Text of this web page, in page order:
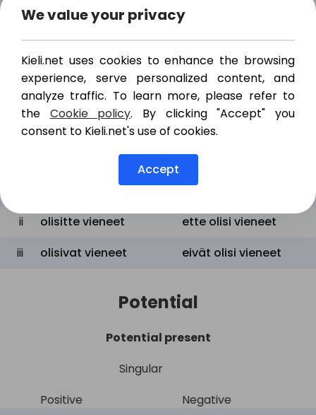
olisin vienyt
ii
olisit vienyt
et olisi vienyt
iii
olisi vienyt ei olisi vienyt
Plural
olisimme vieneet
emme olisi vieneet
ii
olisitte vieneet
ette olisi vieneet
iii
olisivat vieneet eivät olisi vieneet
Potential
Potential present
Singular
Positive
Negative
We value your privacy
Kieli.net uses cookies to enhance the browsing
experience, serve personalized content, and
analyze traffic. To learn more, please refer to
the Cookie policy. By clicking "Accept" you
consent to Kieli.net's use of cookies.
Accept